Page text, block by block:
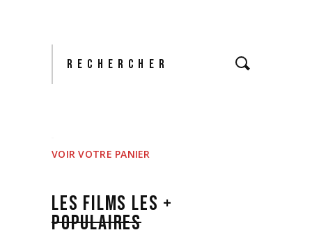
Search
VOIR VOTRE PANIER
LES FILMS LES +
POPULAIRES